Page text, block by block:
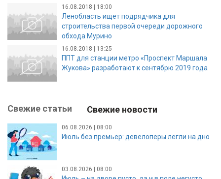
16.08.2018 | 18:00
Ленобласть ищет подрядчика для
строительства первой очереди дорожного
обхода Мурино
16.08.2018 | 13:25
ППТ для станции метро «Проспект Маршала
Жукова» разработают к сентябрю 2019 года
Свежие статьи Свежие новости
06.08.2026 | 08:00
Июль без премьер: девелоперы легли на дно
03.08.2026 | 08:00